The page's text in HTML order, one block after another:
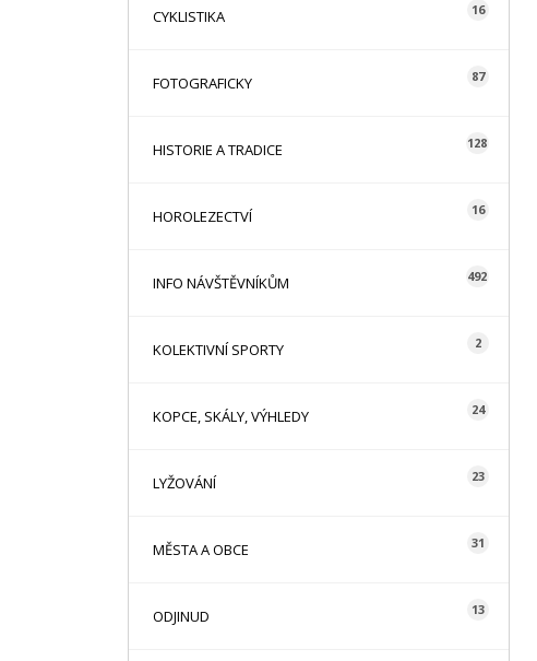
CYKLISTIKA 16
FOTOGRAFICKY 87
HISTORIE A TRADICE 128
HOROLEZECTVÍ 16
INFO NÁVŠTĚVNÍKŮM 492
KOLEKTIVNÍ SPORTY 2
KOPCE, SKÁLY, VÝHLEDY 24
LYŽOVÁNÍ 23
MĚSTA A OBCE 31
ODJINUD 13